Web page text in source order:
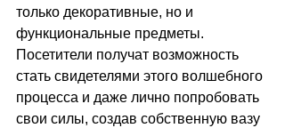
только декоративные, но и
функциональные предметы.
Посетители получат возможность
стать свидетелями этого волшебного
процесса и даже лично попробовать
свои силы, создав собственную вазу